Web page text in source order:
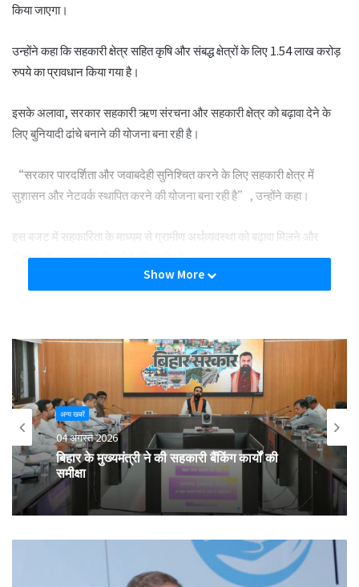
किया जाएगा।
उन्होंने कहा कि सहकारी क्षेत्र सहित कृषि और संबद्ध क्षेत्रों के लिए 1.54 लाख करोड़
रुपये का प्रावधान किया गया है।
इसके अलावा, सरकार सहकारी ऋण संरचना और सहकारी क्षेत्र को बढ़ावा देने के
लिए बुनियादी ढांचे बनाने की योजना बना रही है।
“सरकार पारदर्शिता और जवाबदेही सुनिश्चित करने के लिए सहकारी क्षेत्र में
सुशासन और नेटवर्क स्थापित करने की योजना बना रही है”, उन्होंने कहा।
इस बजट में सहकारिता के माध्यम से ग्रामीण अर्थव्यवस्था को बढ़ावा मिलने और
रोजगार के नए अवसर पैदा होने की उम्मीद है।
वित्त मंत्री के पास विकसित भारत का दीर्घकालिक दृष्टिकोण है और उन्होंने इस बजट
में वैश्विक दृष्टिकोण पर ध्यान केंद्रित किया है।
Tags budget cooperative Jyotindra Mehta
Show More
अन्य खबरें
04 अगस्त 2026
बिहार के मुख्यमंत्री ने की सहकारी बैंकिंग कार्यों की
समीक्षा